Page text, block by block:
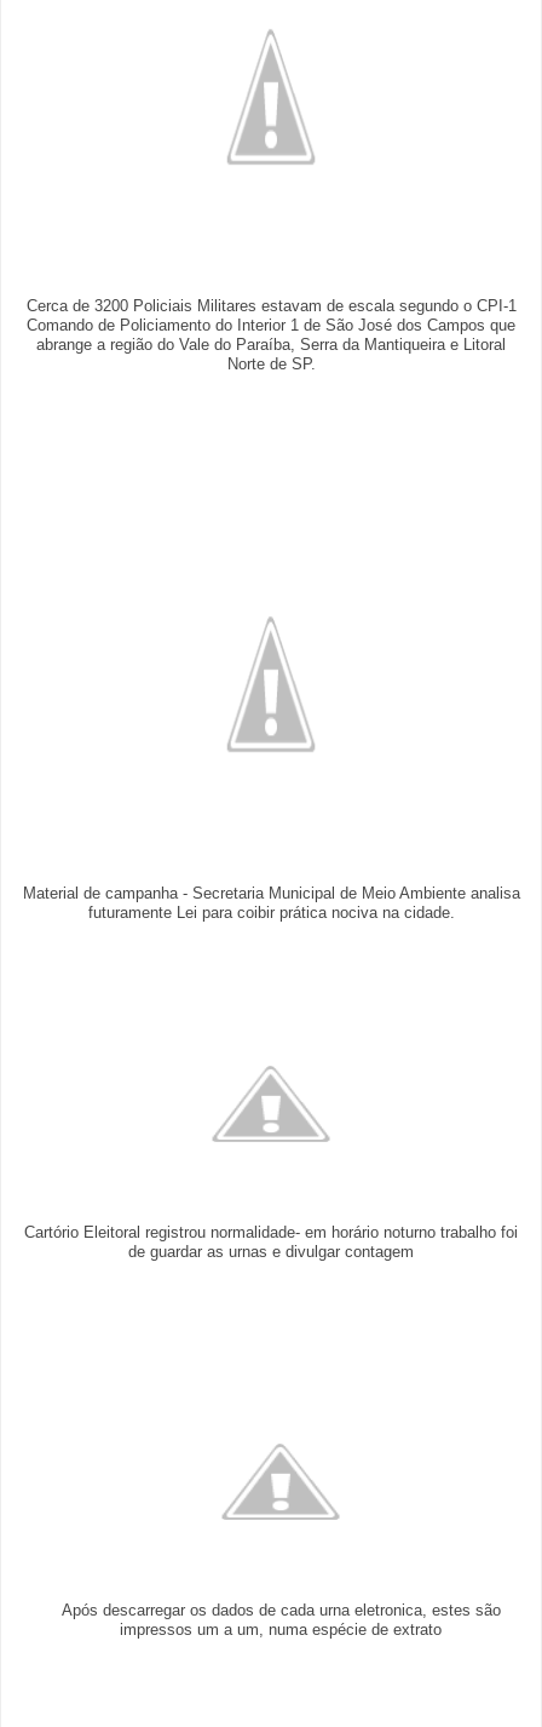
Cerca de 3200 Policiais Militares estavam de escala segundo o CPI-1
Comando de Policiamento do Interior 1 de São José dos Campos que
abrange a região do Vale do Paraíba, Serra da Mantiqueira e Litoral
Norte de SP.
Material de campanha - Secretaria Municipal de Meio Ambiente analisa
futuramente Lei para coibir prática nociva na cidade.
Cartório Eleitoral registrou normalidade- em horário noturno trabalho foi
de guardar as urnas e divulgar contagem
Após descarregar os dados de cada urna eletronica, estes são
impressos um a um, numa espécie de extrato